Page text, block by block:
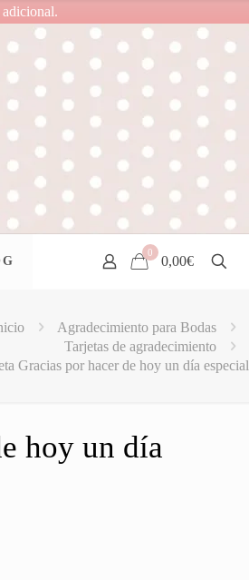
0
0,00€
Agradecimiento para Bodas
Tarjetas de agradecimiento
Gracias por hacer de hoy un día especial
hoy un día